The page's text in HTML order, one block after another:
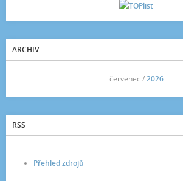
ARCHIV
červenec /2026
RSS
Přehled zdrojů